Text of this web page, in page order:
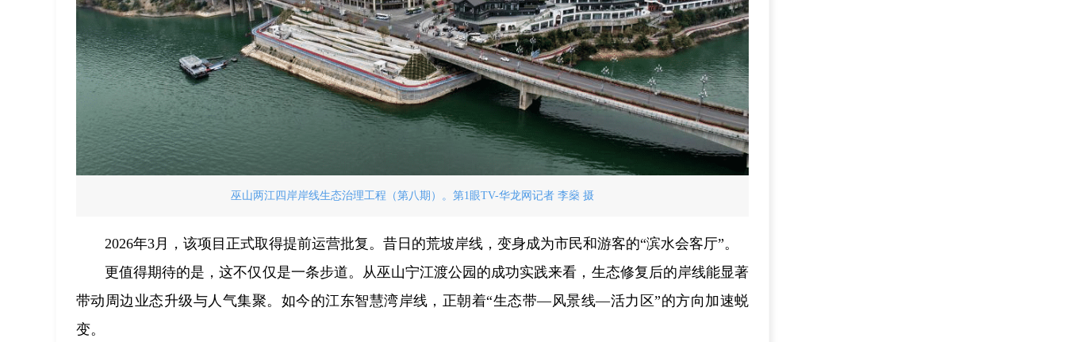
巫山两江四岸岸线生态治理工程（第八期）。第1眼TV-华龙网记者 李燊 摄
2026年3月，该项目正式取得提前运营批复。昔日的荒坡岸线，变身成为市民和游客的“滨水会客厅”。
更值得期待的是，这不仅仅是一条步道。从巫山宁江渡公园的成功实践来看，生态修复后的岸线能显著
带动周边业态升级与人气集聚。如今的江东智慧湾岸线，正朝着“生态带—风景线—活力区”的方向加速蜕
变。